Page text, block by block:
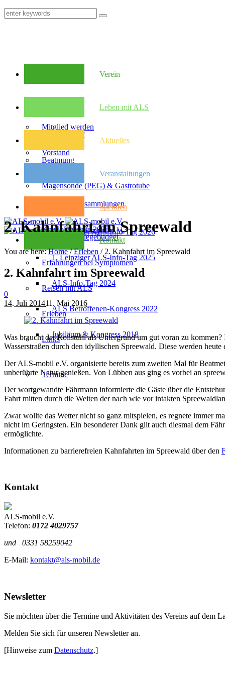
Verein
Mitglied werden
Vorstand
Mitglieder­versammlungen
Kondolenzseite 2025
Leben mit ALS
Was ist ALS?
Beatmung
Magensonde (PEG) & Gastrotube
Checkliste Pflegebudget
Erfahrungen bei Symptomen
Reisen mit ALS
Erleben
Links
Aktuelles
Veranstaltungen
2. Leipziger ALS-Info-Tag 2026
1. Leipziger ALS-Info-Tag 2025
ALS-Info-Tag 2024
ALS Betroffenen-Kongress 2022
Jubiläum & Kongress 2018
Termine
Spenden
Kontakt
2. Kahnfahrt im Spreewald
You are here:Home /Erleben / 2. Kahnfahrt im Spreewald
2. Kahnfahrt im Spreewald
0
14. Juli 201411. Mai 2016
Was braucht der Rollstuhl als Untergrund um gut voran zu
Wasserstraßen durch den idyllischen Spreewald. Diese werden
Der ALS-mobil e.V. organisierte bereits zum zweiten Mal für
unberührte Natur genießen. Von Lübben aus ging es vorbei an
Der wortgewandte Fährmann informierte die Gäste über die
Fahrt mitten durch die Weiten der nach wie vor intakten
Zwar wollte das Wetter nicht so ganz mitspielen, es regnete immer
nicht im Geringsten. Ein besonderer Dank gilt auch diesmal dem
ermöglichte.
Informationen zu barrierefreien Kahnfahrten im Spreewald über den
Kontakt
ALS-mobil e.V.
Telefon: 0172 4029757
und 0331 58259042
E-Mail: kontakt@als-mobil.de
Newsletter
Sie möchten über die Termine und Aktivitäten des Vereins auf dem
Melden Sie sich für unseren Newsletter an.
[Hinweise zum Datenschutz.]